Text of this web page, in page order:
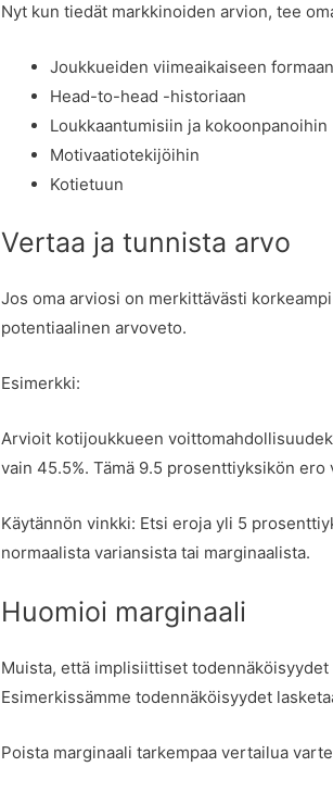
Nyt kun tiedät markkinoiden arvion, tee
Joukkueiden viimeaikaiseen formaan
Head-to-head -historiaan
Loukkaantumisiin ja kokoonpanoihin
Motivaatiotekijöihin
Kotietuun
Vertaa ja tunnista arvo
Jos oma arviosi on merkittävästi
potentiaalinen arvoveto.
Esimerkki:
Arvioit kotijoukkueen
vain 45.5%. Tämä 9.5 prosenttiyksikön ero
Käytännön vinkki: Etsi eroja yli 5
normaalista variansista tai marginaalista.
Huomioi marginaali
Muista, että implisiittiset
Esimerkissämme todennäköisyydet
Poista marginaali tarkempaa vertailua